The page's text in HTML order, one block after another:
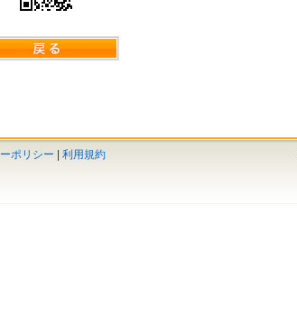
ポリシー 利用規約